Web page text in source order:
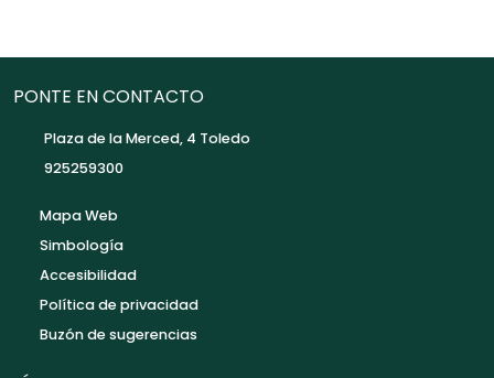
PONTE EN CONTACTO
Plaza de la Merced, 4 Toledo
925259300
Mapa Web
Simbología
Accesibilidad
Política de privacidad
Buzón de sugerencias